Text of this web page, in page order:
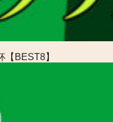
【BEST8】